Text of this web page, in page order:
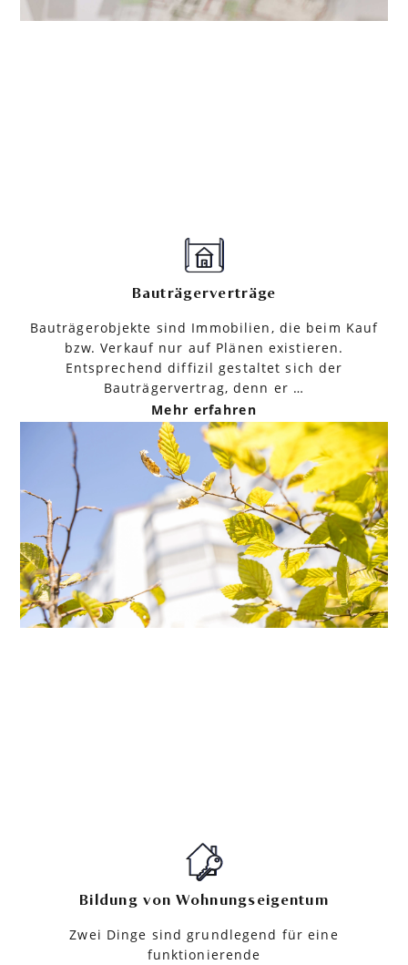
Bauträgerverträge
Bauträgerobjekte sind Immobilien, die beim Kauf
bzw. Verkauf nur auf Plänen existieren.
Entsprechend diffizil gestaltet sich der
Bauträgervertrag, denn er …
Mehr erfahren
Bildung von Wohnungseigentum
Zwei Dinge sind grundlegend für eine
funktionierende